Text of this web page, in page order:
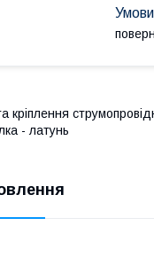
кріплення
- латунь